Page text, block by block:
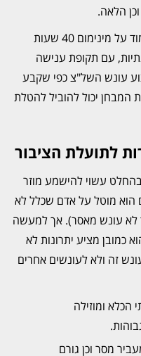
הלאה.
עונש שירות לתועלת הציבור יכול לעמוד על מינימום 40 שעות
של 250 שעות שנתיות, עם תקופת ענישה
עונש השל"צ כפי שקבע
המבחן יכול להוביל להטלת
לתועלת הציבור
עשוי להישמע מוזר
מוטל על אדם שכלל לא
לא עונש מאסר). אך למעשה
כמובן מציע יתרונות לא
זה ולא לעונשים אחרים
ומוזילה
מסר וכן גורם